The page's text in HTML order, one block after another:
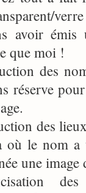
avoir émis
que moi !
des
réserve
des
où le nom a
une image
des